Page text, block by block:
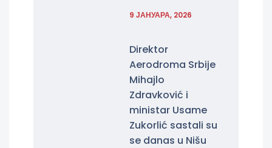
9 ЈАНУАРА, 2026
Direktor
Aerodroma Srbije
Mihajlo
Zdravković i
ministar Usame
Zukorlić sastali su
se danas u Nišu